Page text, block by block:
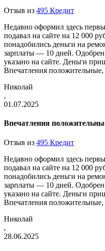
Отзыв из 495 Кредит
Недавно оформил здесь
подавал на сайте на 12 000
понадобились деньги на
зарплаты — 10 дней.
указано на сайте. Деньги
Впечатления
Николай
,
01.07.2025
Впечатления
Отзыв из 495 Кредит
Недавно оформил здесь
подавал на сайте на 12 000
понадобились деньги на
зарплаты — 10 дней.
указано на сайте. Деньги
Впечатления
Николай
,
28.06.2025